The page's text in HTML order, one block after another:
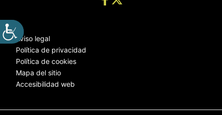
Aviso legal
Política de privacidad
Política de cookies
Mapa del sitio
Accesibilidad web